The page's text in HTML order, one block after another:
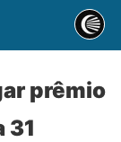
prêmio
31